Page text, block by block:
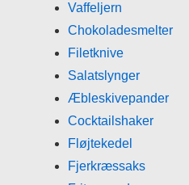
Vaffeljern
Chokoladesmelter
Filetknive
Salatslynger
Æbleskivepander
Cocktailshaker
Fløjtekedel
Fjerkræssaks